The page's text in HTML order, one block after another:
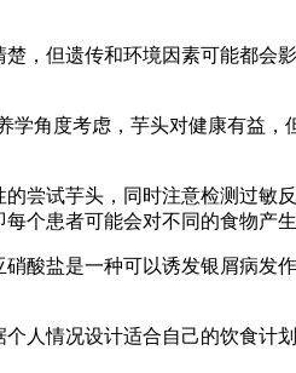
，但遗传和环境因素可能都会
角度考虑，芋头对健康有益
尝试芋头，同时注意检测过敏
个患者可能会对不同的食物产
酸盐是一种可以诱发银屑病发
人情况设计适合自己的饮食计